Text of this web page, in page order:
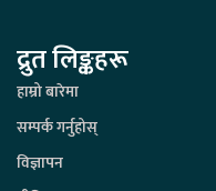
द्रुत लिङ्कहरू
हाम्रो बारेमा
सम्पर्क गर्नुहोस्
विज्ञापन